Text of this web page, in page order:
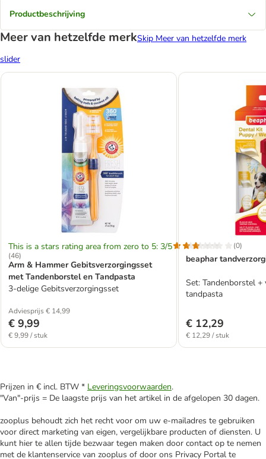
Productbeschrijving
Meer van hetzelfde merkSkip Meer van hetzelfde merk
slider
This is a stars rating area from zero to 5: 3/5
(46)
Arm & Hammer Gebitsverzorgingsset
met Tandenborstel en Tandpasta
3-delige Gebitsverzorgingsset
Adviesprijs € 14,99
€ 9,99
€ 9,99 / stuk
(0)
beaphar
Set: Tandenborstel
tandpasta
€ 12,29
€ 12,29 / stuk
Prijzen in € incl. BTW * Leveringsvoorwaarden.
"Van"-prijs = De laagste prijs van het artikel in de afgelopen 30 dagen.
zooplus behoudt zich het recht voor om uw e-mailadres te gebruiken
voor direct marketing van eigen, vergelijkbare producten of diensten. U
kunt hier te allen tijde bezwaar tegen maken door contact op te nemen
met de klantenservice van zooplus of door ons Privacy Portal te